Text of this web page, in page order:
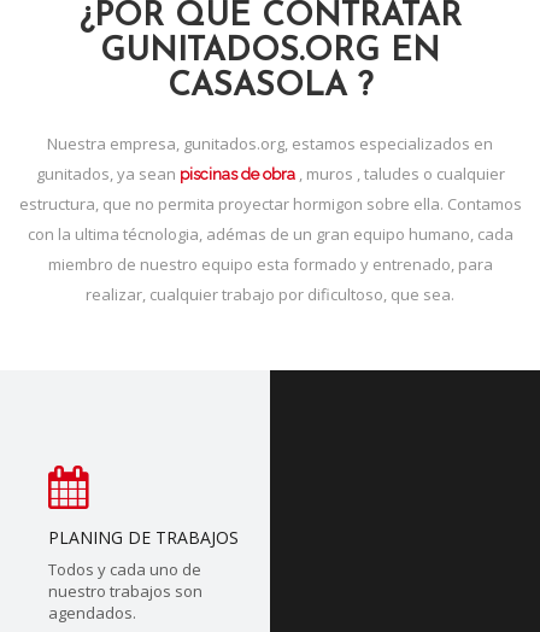
¿POR QUE CONTRATAR
GUNITADOS.ORG EN
CASASOLA ?
Nuestra empresa, gunitados.org, estamos especializados en
gunitados, ya sean piscinas de obra, muros , taludes o cualquier
estructura, que no permita proyectar hormigon sobre ella. Contamos
con la ultima técnologia, adémas de un gran equipo humano, cada
miembro de nuestro equipo esta formado y entrenado, para
realizar, cualquier trabajo por dificultoso, que sea.
PLANING DE TRABAJOS
Todos y cada uno de
nuestro trabajos son
agendados.